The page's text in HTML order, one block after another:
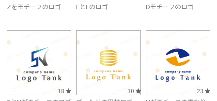
Zをモチーフのロゴ EとLのロゴ Dモチーフのロゴ
18 30 23